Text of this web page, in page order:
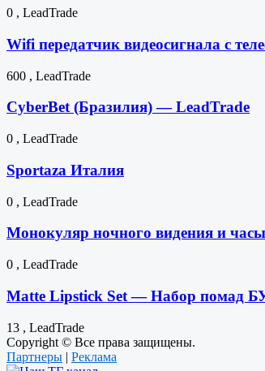
0 , LeadTrade
Wifi передатчик видеосигнала с
600 , LeadTrade
CyberBet (Бразилия) — LeadTrade
0 , LeadTrade
Sportaza Италия
0 , LeadTrade
Монокуляр ночного видения и
0 , LeadTrade
Matte Lipstick Set — Набор помад
13 , LeadTrade
Copyright © Все права защищены.
Партнеры | Реклама